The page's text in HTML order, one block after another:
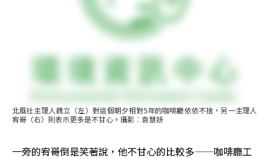
北風社主理人魏立（左）對這個朝夕相對5年的咖啡廳依依不捨，另一主理人
宥哥（右）則表示更多是不甘心。攝影︰袁慧妍
一旁的宥哥倒是笑著說，他不甘心的比較多——咖啡廳工